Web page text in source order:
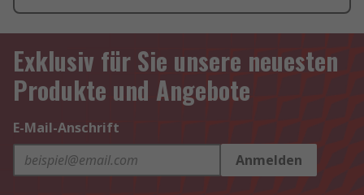
Exklusiv für Sie unsere neuesten
Produkte und Angebote
E-Mail-Anschrift
Anmelden